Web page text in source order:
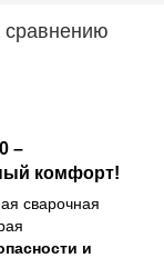
сравнению
–
комфорт!
сварочная
и